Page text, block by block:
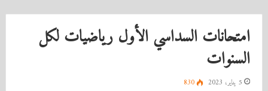
امتحانات السداسي الأول رياضيات لكل
السنوات
5 يناير، 2023 830